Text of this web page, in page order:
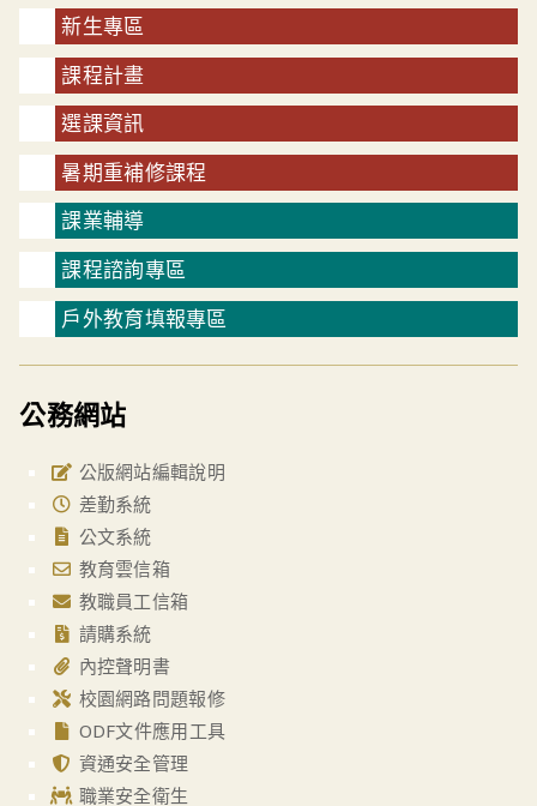
新生專區
課程計畫
選課資訊
暑期重補修課程
課業輔導
課程諮詢專區
戶外教育填報專區
公務網站
公版網站編輯說明
差勤系統
公文系統
教育雲信箱
教職員工信箱
請購系統
內控聲明書
校園網路問題報修
ODF文件應用工具
資通安全管理
職業安全衛生